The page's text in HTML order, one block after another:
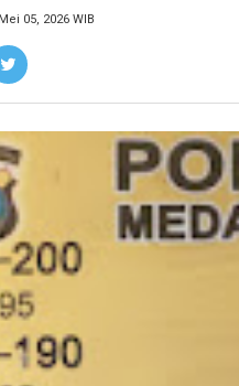
05, 2026 WIB